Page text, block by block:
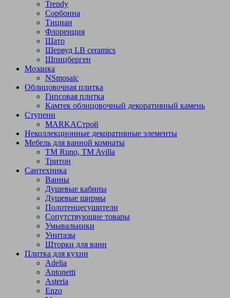
Trendy
Сорбонна
Тициан
Флоренция
Шато
Шервуд LB ceramics
Шпицберген
Мозаика
NSmosaic
Облицовочная плитка
Гипсовая плитка
Камтек облицовочный декоративный камень
Ступени
МARKAСтрой
Неколлекционные декоративные элементы
Мебель для ванной комнаты
TM Runo, TM Avilla
Тритон
Сантехника
Ванны
Душевые кабины
Душевые ширмы
Полотенцесушители
Сопутствующие товары
Умывальники
Унитазы
Шторки для ванн
Плитка для кухни
Adelia
Antonetti
Asteria
Enzo